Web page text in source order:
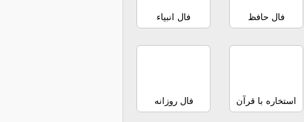
فال حافظ فال انبیاء
استخاره با قرآن فال روزانه